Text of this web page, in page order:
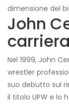
dimensione del
John
carriera
Nel 1999, John
wrestler
suo debutto sul
il titolo UPW e lo